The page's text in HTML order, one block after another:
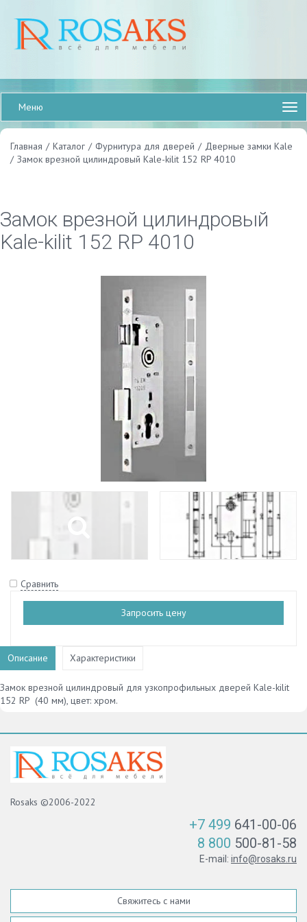
Меню
Главная / Каталог / Фурнитура для дверей / Дверные замки Kale
/ Замок врезной цилиндровый Kale-kilit 152 RP 4010
Замок врезной цилиндровый
Kale-kilit 152 RP 4010
Сравнить
Запросить цену
Описание Характеристики
Замок врезной цилиндровый для узкопрофильных дверей Kale-kilit
152 RP (40 мм), цвет: хром.
Rosaks ©2006-2022
+7 499 641-00-06
8 800 500-81-58
E-mail: info@rosaks.ru
Свяжитесь с нами